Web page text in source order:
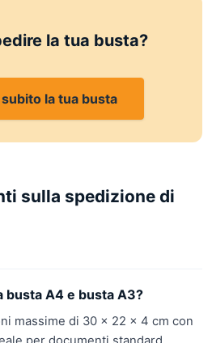
la tua busta?
la tua busta
sulla spedizione di
busta A4 e busta A3?
massime di 30 × 22 × 4 cm con